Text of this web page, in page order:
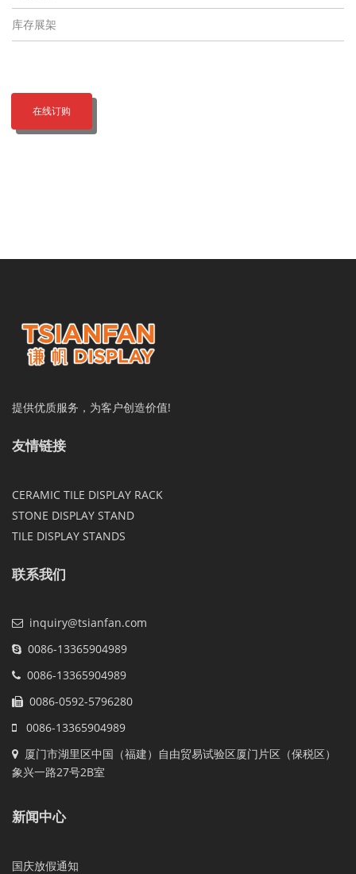
库存展架
在线订购
提供优质服务，为客户创造价值!
友情链接
CERAMIC TILE DISPLAY RACK
STONE DISPLAY STAND
TILE DISPLAY STANDS
联系我们
inquiry@tsianfan.com
0086-13365904989
0086-13365904989
0086-0592-5796280
0086-13365904989
厦门市湖里区中国（福建）自由贸易试验区厦门片区（保税区）
象兴一路27号2B室
新闻中心
国庆放假通知